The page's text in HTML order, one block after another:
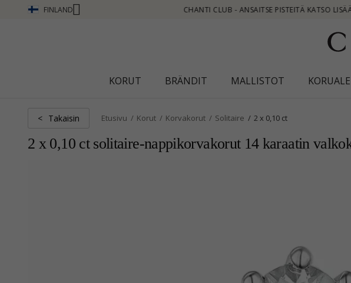
FINLAND
ANSAITSE PISTEITÄ KATSO LISÄÄ - NAPSAUTA TÄSTÄ
KORUT BRÄNDIT MALLISTOT KORUALE
< Takaisin Etusivu Korut Korvakorut Solitaire 2 x 0,10 ct
2 x 0,10 ct solitaire-nappikorvakorut 14 karaatin